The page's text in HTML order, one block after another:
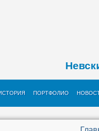
ПОРТФОЛИО